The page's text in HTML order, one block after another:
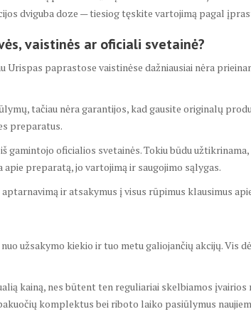
dviguba doze — tiesiog tęskite vartojimą pagal
vaistinės ar oficiali svetainė?
paprastose vaistinėse dažniausiai nėra
tačiau nėra garantijos, kad gausite originalų
preparatus.
gamintojo oficialios svetainės. Tokiu būdu
preparatą, jo vartojimą ir saugojimo sąlygas.
ir atsakymus į visus rūpimus klausimus
užsakymo kiekio ir tuo metu galiojančių akcijų. Vis
kainą, nes būtent ten reguliariai skelbiamos
komplektus bei riboto laiko pasiūlymus